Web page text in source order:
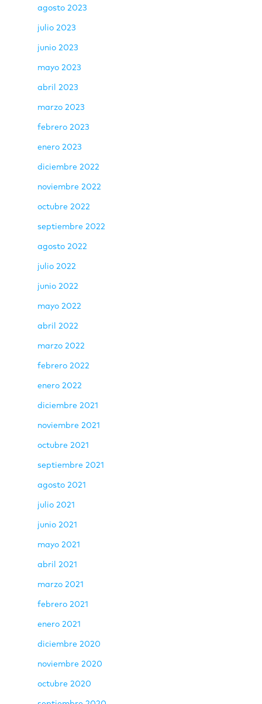
agosto 2023
julio 2023
junio 2023
mayo 2023
abril 2023
marzo 2023
febrero 2023
enero 2023
diciembre 2022
noviembre 2022
octubre 2022
septiembre 2022
agosto 2022
julio 2022
junio 2022
mayo 2022
abril 2022
marzo 2022
febrero 2022
enero 2022
diciembre 2021
noviembre 2021
octubre 2021
septiembre 2021
agosto 2021
julio 2021
junio 2021
mayo 2021
abril 2021
marzo 2021
febrero 2021
enero 2021
diciembre 2020
noviembre 2020
octubre 2020